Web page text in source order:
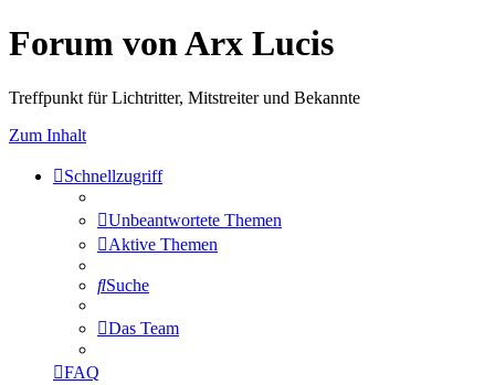
Forum von Arx Lucis
Treffpunkt für Lichtritter, Mitstreiter und Bekannte
Zum Inhalt
Schnellzugriff
Unbeantwortete Themen
Aktive Themen
Suche
Das Team
FAQ